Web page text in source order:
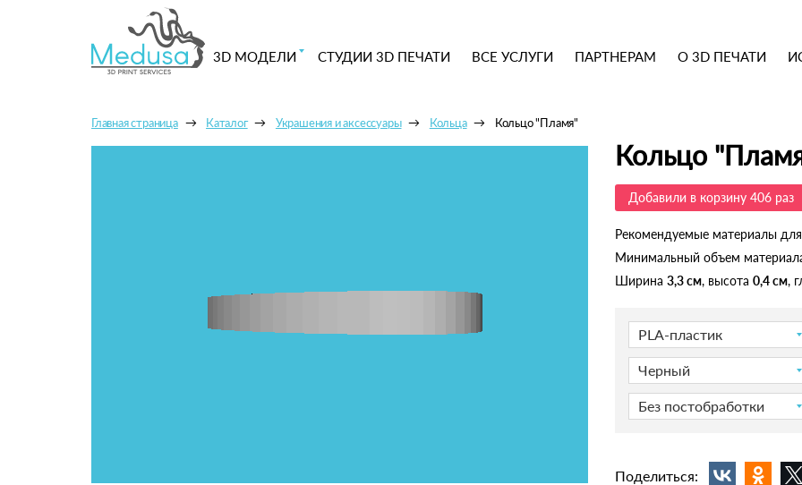
3D МОДЕЛИ СТУДИИ 3D ПЕЧАТИ ВСЕ УСЛУГИ ПАРТНЕРАМ О 3D ПЕЧАТИ
Главная страница Каталог Украшения и аксессуары Кольца Кольцо "Пламя"
Кольцо
Добавили в корзину 406 раз
Рекомендуемые материалы
Минимальный объем
Ширина 3,3 см, высота 0,4 см,
PLA-пластик
Черный
Без постобработки
Поделиться: